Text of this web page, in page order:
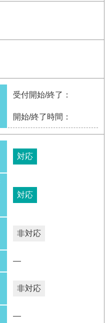
受付開始/終了：
開始/終了時間：
対応
対応
非対応
―
非対応
―